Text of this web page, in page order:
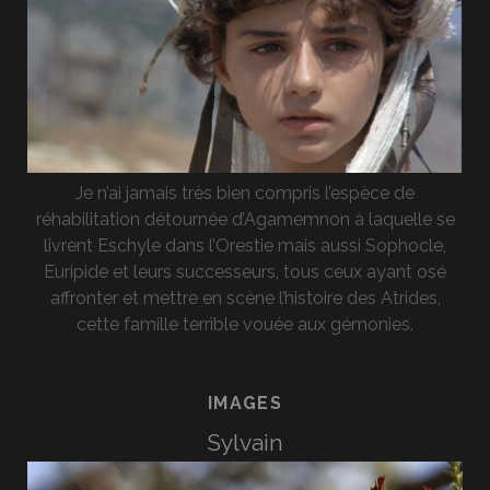
Je n’ai jamais très bien compris l’espèce de
réhabilitation détournée d’Agamemnon à laquelle se
livrent Eschyle dans l’Orestie mais aussi Sophocle,
Euripide et leurs successeurs, tous ceux ayant osé
affronter et mettre en scène l’histoire des Atrides,
cette famille terrible vouée aux gémonies.
IMAGES
Sylvain